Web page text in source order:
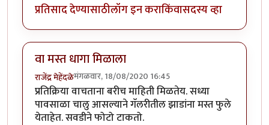
प्रतिसाद देण्यासाठीलॉग इन कराकिंवासदस्य व्हा
वा मस्त धागा मिळाला
राजेंद्र मेहेंदळेमंगळवार, 18/08/2020 16:45
प्रतिक्रिया वाचताना बरीच माहिती मिळतेय. सध्या
पावसाळा चालु आसल्याने गॅलरीतील झाडांना मस्त फुले
येताहेत. सवडीने फोटो टाकतो.